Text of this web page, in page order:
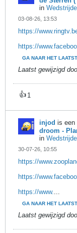
in
03-08-26, 13:53
https://
https://
GA NAAR HET
Laatst gewijzigd
👍 1
injod is een
droom -
in
30-07-26, 10:55
https://
https://
https://www....
GA NAAR HET
Laatst gewijzigd